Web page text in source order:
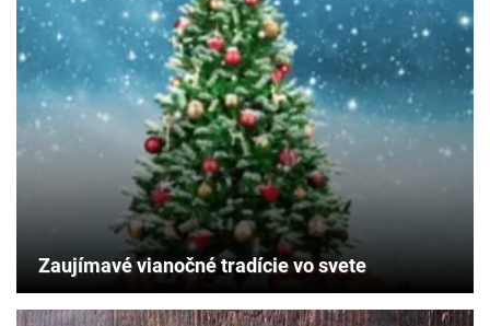
Zaujímavé vianočné tradície vo svete